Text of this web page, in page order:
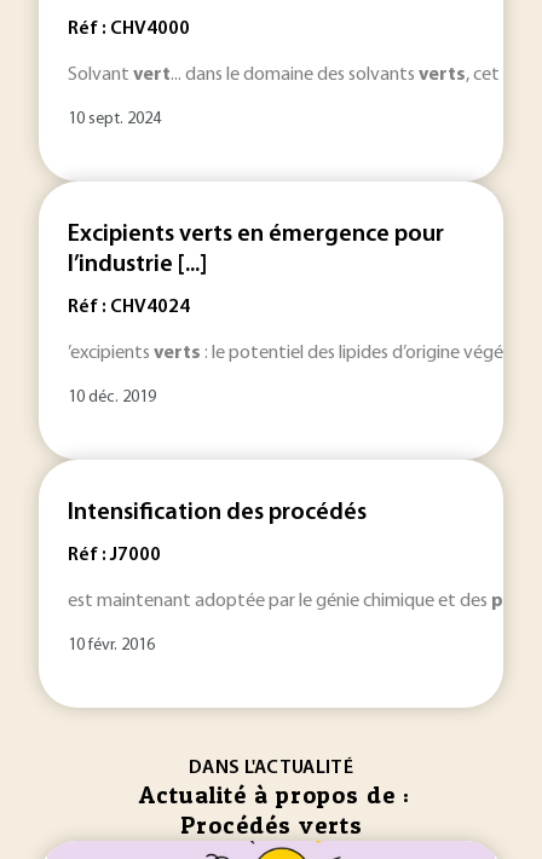
Réf : CHV4000
Solvant vert... dans le domaine des solvants verts, cet
10 sept. 2024
Excipients verts en émergence pour
l’industrie [...]
Réf : CHV4024
’excipients verts : le potentiel des lipides d’origine
10 déc. 2019
Intensification des procédés
Réf : J7000
est maintenant adoptée par le génie chimique et des
10 févr. 2016
DANS L'ACTUALITÉ
Actualité à propos de :
Procédés verts